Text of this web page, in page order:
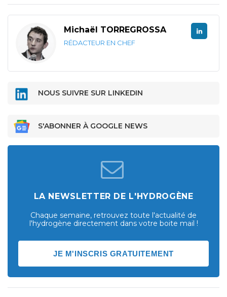
Michaël TORREGROSSA
RÉDACTEUR EN CHEF
NOUS SUIVRE SUR LINKEDIN
S'ABONNER À GOOGLE NEWS
LA NEWSLETTER DE L'HYDROGÈNE
Chaque semaine, retrouvez toute l'actualité de
l'hydrogène directement dans votre boite mail !
JE M'INSCRIS GRATUITEMENT